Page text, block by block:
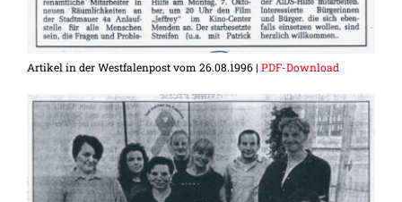
Artikel in der Westfalenpost vom 26.08.1996 | PDF-Download